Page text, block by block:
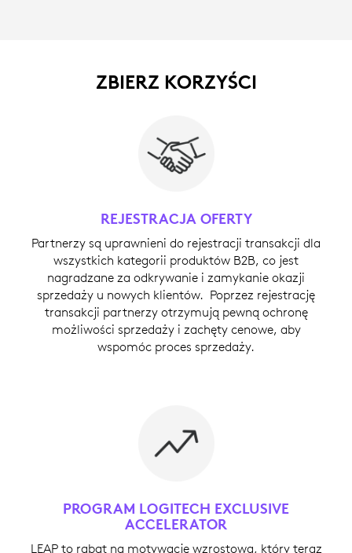
ZBIERZ KORZYŚCI
REJESTRACJA OFERTY
Partnerzy są uprawnieni do rejestracji transakcji dla
wszystkich kategorii produktów B2B, co jest
nagradzane za odkrywanie i zamykanie okazji
sprzedaży u nowych klientów. Poprzez rejestrację
transakcji partnerzy otrzymują pewną ochronę
możliwości sprzedaży i zachęty cenowe, aby
wspomóc proces sprzedaży.
PROGRAM LOGITECH EXCLUSIVE
ACCELERATOR
LEAP to rabat na motywację wzrostową, który teraz